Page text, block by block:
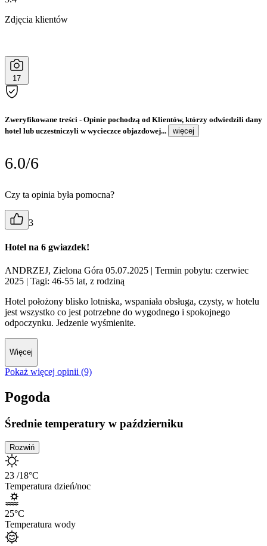
Zdjęcia klientów
17
Zweryfikowane treści - Opinie pochodzą od Klientów, którzy odwiedzili dany
hotel lub uczestniczyli w wycieczce objazdowej...
więcej
6.0/6
Czy ta opinia była pomocna?
3
Hotel na 6 gwiazdek!
ANDRZEJ, Zielona Góra 05.07.2025 | Termin pobytu: czerwiec
2025 | Tagi: 46-55 lat, z rodziną
Hotel położony blisko lotniska, wspaniała obsługa, czysty, w hotelu
jest wszystko co jest potrzebne do wygodnego i spokojnego
odpoczynku. Jedzenie wyśmienite.
Więcej
Pokaż więcej opinii (9)
Pogoda
Średnie temperatury w październiku
Rozwiń
23 /18°C
Temperatura dzień/noc
25°C
Temperatura wody